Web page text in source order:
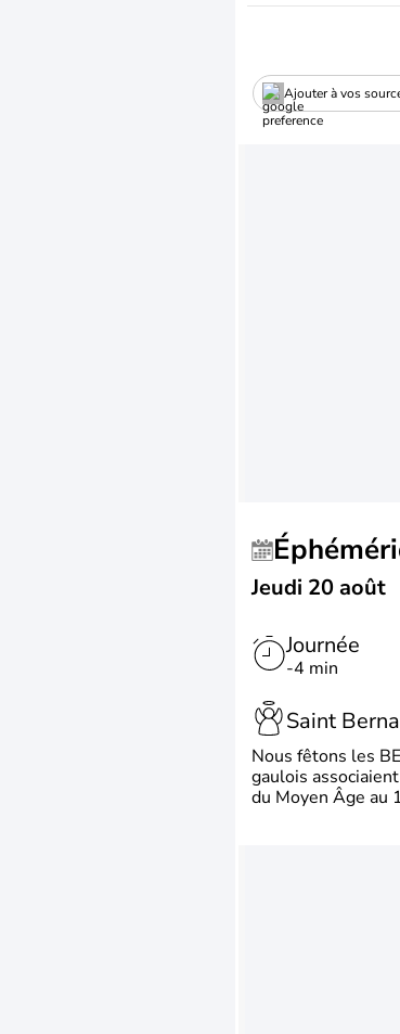
Ajouter à vos
Jeudi 20 août
Journée
-4 min
Saint
Nous fêtons les
gaulois
du Moyen Âge au